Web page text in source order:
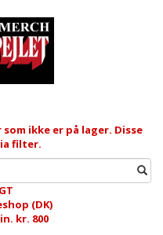
ikke er på lager. Disse
filter.
(DK)
kr. 800